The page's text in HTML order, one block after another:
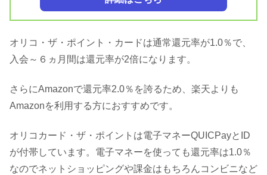
オリコ・ザ・ポイント・カードは通常還元率が1.0％で、
入会～６ヵ月間は還元率が2倍になります。
さらにAmazonで還元率2.0％を誇るため、楽天よりも
Amazonを利用する方におすすめです。
オリコカード・ザ・ポイントは電子マネーQUICPayとID
が付帯しています。電子マネーを使っても還元率は1.0％
なのでネットショッピングや課金はもちろんコンビニなど